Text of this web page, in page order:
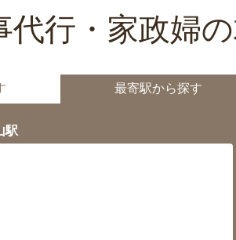
代行・家政婦
最寄駅から探す
駅